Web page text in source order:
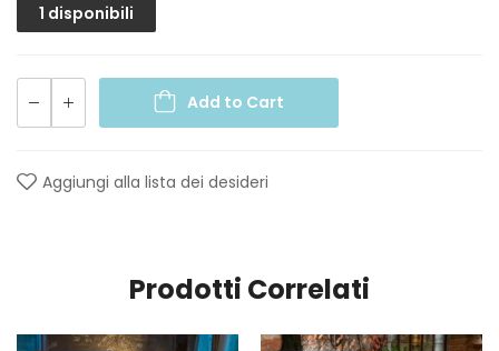
1 disponibili
Add to Cart
Aggiungi alla lista dei desideri
Prodotti Correlati